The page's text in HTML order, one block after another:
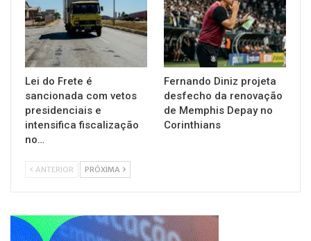
Lei do Frete é
sancionada com vetos
presidenciais e
intensifica fiscalização
no…
Fernando Diniz projeta
desfecho da renovação
de Memphis Depay no
Corinthians
ANTERIOR PRÓXIMA